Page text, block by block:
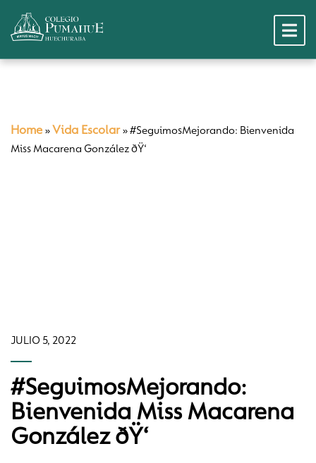
Home » Vida Escolar»#SeguimosMejorando: Bienvenida
Miss Macarena González ðŸ‘
JULIO 5, 2022
#SeguimosMejorando:
Bienvenida Miss Macarena
González ðŸ‘